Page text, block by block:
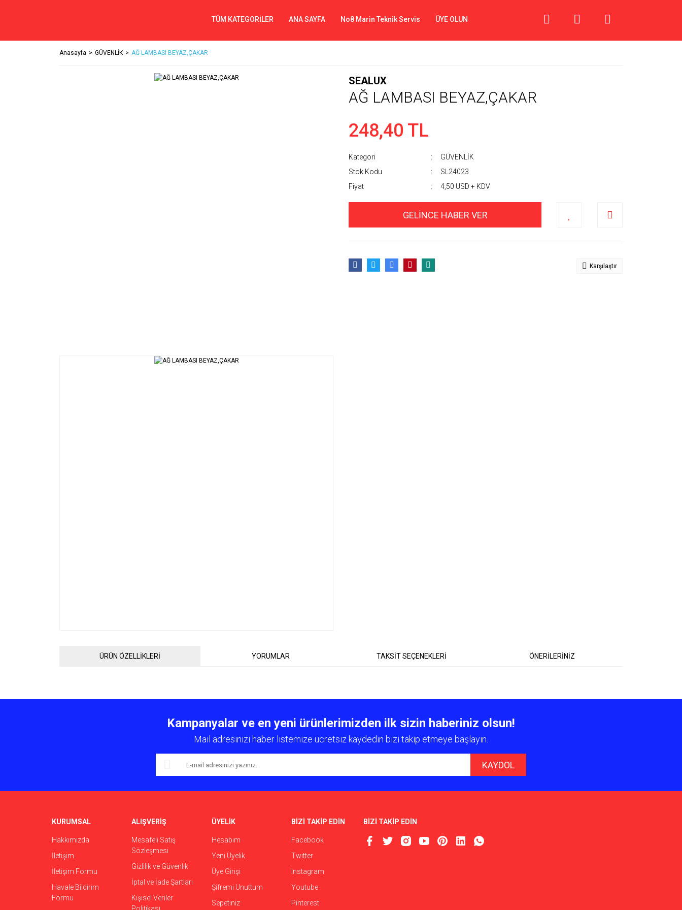
TÜM KATEGORİLER ANA SAYFA No8 Marin Teknik Servis ÜYE OLUN
Anasayfa GÜVENLİK AĞ LAMBASI BEYAZ,ÇAKAR
SEALUX
AĞ LAMBASI BEYAZ,ÇAKAR
248,40 TL
Kategori
GÜVENLİK
Stok Kodu
SL24023
Fiyat
4,50 USD + KDV
GELİNCE HABER VER
Karşılaştır
ÜRÜN ÖZELLİKLERİ YORUMLAR TAKSİT SEÇENEKLERİ ÖNERİLERİNİZ
Yorum Yaz
Ürün resmi kalitesiz, bozuk veya görüntülenemiyor.
Kampanyalar ve en yeni ürünlerimizden ilk sizin haberiniz olsun!
Mail adresinizi haber listemize ücretsiz kaydedin bizi takip etmeye başlayın.
KAYDOL
KURUMSAL
Hakkımızda
İletişim
İletişim Formu
Havale Bildirim
Formu
ALIŞVERİŞ
Mesafeli Satış
Sözleşmesi
Gizlilik ve Güvenlik
İptal ve İade Şartları
Kişisel Veriler
ÜYELİK
Hesabım
Yeni Üyelik
Üye Girişi
Şifremi Unuttum
Sepetiniz
BİZİ TAKİP EDİN
Facebook
Twitter
Instagram
Youtube
Pinterest
BİZİ TAKİP EDİN